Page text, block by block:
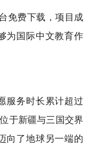
免费下载，项目成
为国际中文教育作
服务时长累计超过
于新疆与三国交界
向了地球另一端的